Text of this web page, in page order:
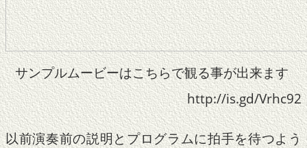
サンプルムービーはこちらで観る事が出来ます
http://is.gd/Vrhc92
以前演奏前の説明とプログラムに拍手を待つよう